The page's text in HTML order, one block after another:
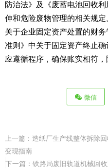
防治法》及《废蓄电池回收
伸和危险废物管理的相关规定
关于企业固定资产处置的财
准则》中关于固定资产终止
应遵循程序，确保账实相符，
微信
上一篇： 造纸厂生产线整体拆除
变现指南
下一篇： 铁路局废旧轨道机械回